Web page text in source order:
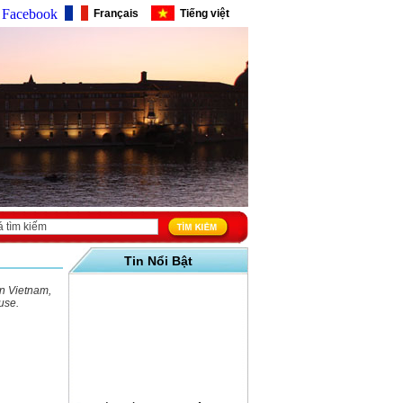
Facebook Français Tiếng việt
Vietnam,
Tin Nổi Bật